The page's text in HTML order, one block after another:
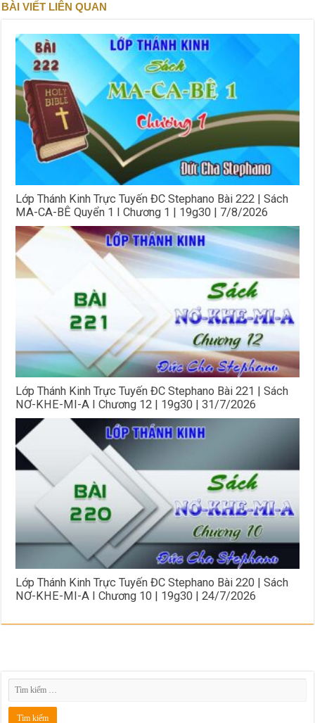
BÀI VIẾT LIÊN QUAN
Lớp Thánh Kinh Trực Tuyến ĐC Stephano Bài 222 | Sách
MA-CA-BÊ Quyển 1 I Chương 1 | 19g30 | 7/8/2026
Lớp Thánh Kinh Trực Tuyến ĐC Stephano Bài 221 | Sách
NƠ-KHE-MI-A I Chương 12 | 19g30 | 31/7/2026
Lớp Thánh Kinh Trực Tuyến ĐC Stephano Bài 220 | Sách
NƠ-KHE-MI-A I Chương 10 | 19g30 | 24/7/2026